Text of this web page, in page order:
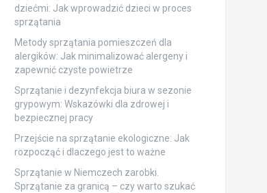
dziećmi: Jak wprowadzić dzieci w proces
sprzątania
Metody sprzątania pomieszczeń dla
alergików: Jak minimalizować alergeny i
zapewnić czyste powietrze
Sprzątanie i dezynfekcja biura w sezonie
grypowym: Wskazówki dla zdrowej i
bezpiecznej pracy
Przejście na sprzątanie ekologiczne: Jak
rozpocząć i dlaczego jest to ważne
Sprzątanie w Niemczech zarobki.
Sprzątanie za granicą – czy warto szukać